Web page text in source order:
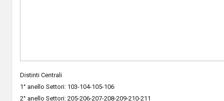
Distinti Centrali
1° anello Settori: 103-104-105-106
2° anello Settori: 205-206-207-208-209-210-211